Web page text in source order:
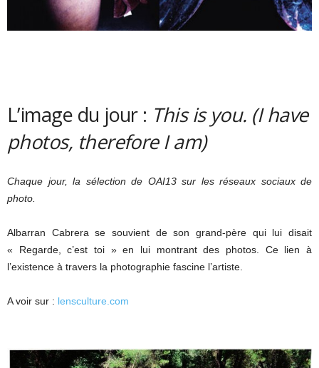
L’image du jour : This is you. (I have
photos, therefore I am)
Chaque jour, la sélection de OAI13 sur les réseaux sociaux de
photo.
Albarran Cabrera se souvient de son grand-père qui lui disait
« Regarde, c’est toi » en lui montrant des photos. Ce lien à
l’existence à travers la photographie fascine l’artiste.
A voir sur : lensculture.com